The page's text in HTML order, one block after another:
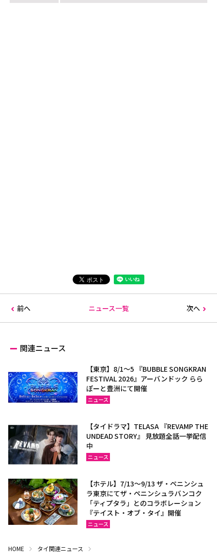
前へ ニュース一覧 次へ
関連ニュース
【東京】8/1～5 『BUBBLE SONGKRAN
FESTIVAL 2026』アーバンドック らら
ぽーと豊洲にて開催
ニュース
【タイドラマ】TELASA 『REVAMP THE
UNDEAD STORY』 見放題全話一挙配信
中
ニュース
【ホテル】7/13～9/13 ザ・ペニンシュ
ラ東京にてザ・ペニンシュラバンコク
「ティプタラ」とのコラボレーション
『テイスト・オブ・タイ』開催
ニュース
HOME
タイ関連ニュース